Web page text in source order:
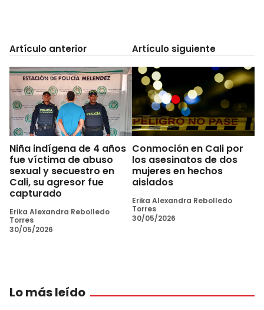
Artículo anterior
Niña indígena de 4 años
fue víctima de abuso
sexual y secuestro en
Cali, su agresor fue
capturado
Erika Alexandra Rebolledo
Torres
30/05/2026
Artículo siguiente
Conmoción en Cali por
los asesinatos de dos
mujeres en hechos
aislados
Erika Alexandra Rebolledo
Torres
30/05/2026
Lo más leído